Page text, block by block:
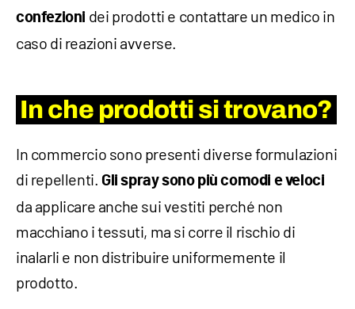
confezioni dei prodotti e contattare un medico in
caso di reazioni avverse.
In che prodotti si trovano?
In commercio sono presenti diverse formulazioni
di repellenti. Gli spray sono più comodi e veloci
da applicare anche sui vestiti perché non
macchiano i tessuti, ma si corre il rischio di
inalarli e non distribuire uniformemente il
prodotto.